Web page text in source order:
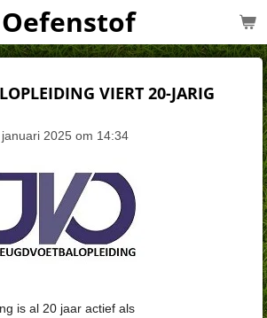
Oefenstof
VIERT 20-JARIG
2025 om 14:34
is al 20 jaar actief als